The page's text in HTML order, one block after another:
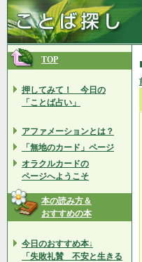
TOP
押してみて！ 今日の
「ことば占い」
アファメーションとは？
「無地のカード」ページ
オラクルカードの
ページへようこそ
本の読み方＆
おすすめの本
今日のおすすめ本↓
「失敗礼賛 不安と生きる